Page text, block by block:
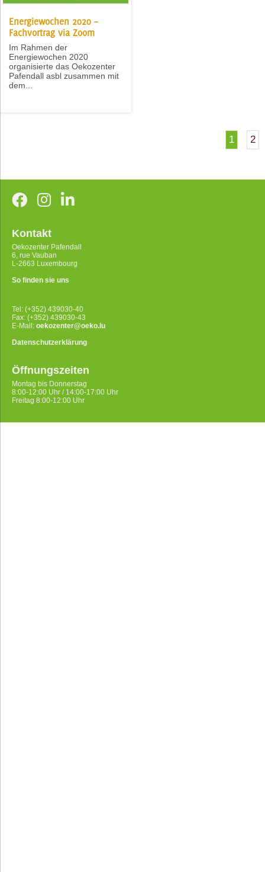
Energiewochen 2020 –
Fachvortrag via Zoom
Im Rahmen der
Energiewochen 2020
organisierte das Oekozenter
Pafendall asbl zusammen mit
dem...
1 2
Kontakt
Oekozenter Pafendall
6, rue Vauban
L-2663 Luxembourg
So finden sie uns
Tel: (+352) 439030-40
Fax: (+352) 439030-43
E-Mail: oekozenter@oeko.lu
Datenschutzerklärung
Öffnungszeiten
Montag bis Donnerstag
8:00-12:00 Uhr / 14:00-17:00 Uhr
Freitag 8:00-12:00 Uhr